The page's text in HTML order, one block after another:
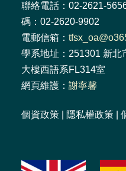
聯絡電話：02-2621-
碼：02-2620-9902
電郵信箱：
學系地址：251301 新北
大樓西語系FL314室
網頁維護： 謝寧馨
個資政策 隱私權政策